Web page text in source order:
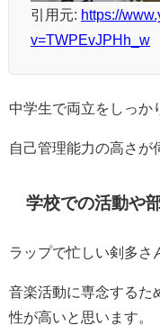
引用元: https://
v=TWPEvJPHh_w
中学生で両立をしっか
自己管理能力の高さが
学校での活動や
ラップで忙しい剣多さ
音楽活動に専念するた
性が高いと思います。